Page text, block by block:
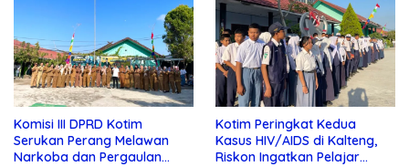
Komisi III DPRD Kotim
Serukan Perang Melawan
Narkoba dan Pergaulan
Kotim Peringkat Kedua
Kasus HIV/AIDS di Kalteng,
Riskon Ingatkan Pelajar